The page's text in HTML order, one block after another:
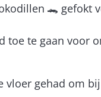
🐊 gefokt
toe te gaan voor
vloer gehad om